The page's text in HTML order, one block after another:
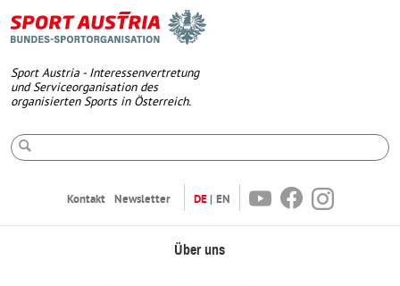
Sport Austria - Interessenvertretung
und Serviceorganisation des
organisierten Sports in Österreich.
Kontakt Newsletter DE EN YoutubeFacebookInstagram
Über uns